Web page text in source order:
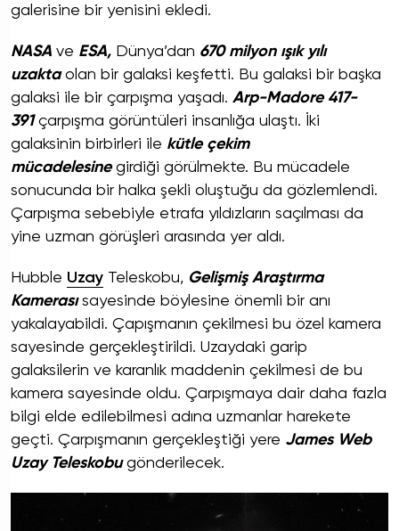
galerisine bir yenisini ekledi.
NASA ve ESA, Dünya’dan 670 milyon ışık yılı
uzaktaolan bir galaksi keşfetti. Bu galaksi bir başka
galaksi ile bir çarpışma yaşadı. Arp-Madore 417-
391çarpışma görüntüleri insanlığa ulaştı. İki
galaksinin birbirleri ile kütle çekim
mücadelesinegirdiği görülmekte. Bu mücadele
sonucunda bir halka şekli oluştuğu da gözlemlendi.
Çarpışma sebebiyle etrafa yıldızların saçılması da
yine uzman görüşleri arasında yer aldı.
Hubble Uzay Teleskobu, Gelişmiş Araştırma
Kamerasısayesinde böylesine önemli bir anı
yakalayabildi. Çapışmanın çekilmesi bu özel kamera
sayesinde gerçekleştirildi. Uzaydaki garip
galaksilerin ve karanlık maddenin çekilmesi de bu
kamera sayesinde oldu. Çarpışmaya dair daha fazla
bilgi elde edilebilmesi adına uzmanlar harekete
geçti. Çarpışmanın gerçekleştiği yere James Web
Uzay Teleskobugönderilecek.